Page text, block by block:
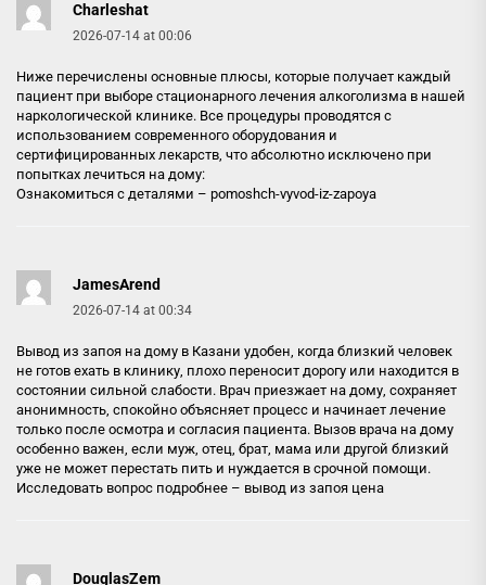
Charleshat
2026-07-14 at 00:06
Ниже перечислены основные плюсы, которые получает каждый
пациент при выборе стационарного лечения алкоголизма в нашей
наркологической клинике. Все процедуры проводятся с
использованием современного оборудования и
сертифицированных лекарств, что абсолютно исключено при
попытках лечиться на дому:
Ознакомиться с деталями – pomoshch-vyvod-iz-zapoya
JamesArend
2026-07-14 at 00:34
Вывод из запоя на дому в Казани удобен, когда близкий человек
не готов ехать в клинику, плохо переносит дорогу или находится в
состоянии сильной слабости. Врач приезжает на дому, сохраняет
анонимность, спокойно объясняет процесс и начинает лечение
только после осмотра и согласия пациента. Вызов врача на дому
особенно важен, если муж, отец, брат, мама или другой близкий
уже не может перестать пить и нуждается в срочной помощи.
Исследовать вопрос подробнее – вывод из запоя цена
DouglasZem